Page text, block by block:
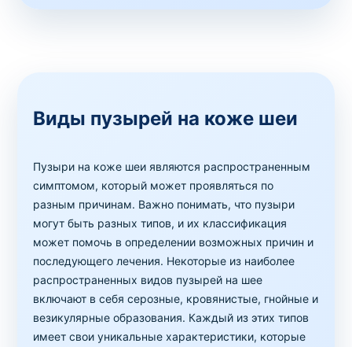
Виды пузырей на коже шеи
Пузыри на коже шеи являются распространенным
симптомом, который может проявляться по
разным причинам. Важно понимать, что пузыри
могут быть разных типов, и их классификация
может помочь в определении возможных причин и
последующего лечения. Некоторые из наиболее
распространенных видов пузырей на шее
включают в себя серозные, кровянистые, гнойные и
везикулярные образования. Каждый из этих типов
имеет свои уникальные характеристики, которые